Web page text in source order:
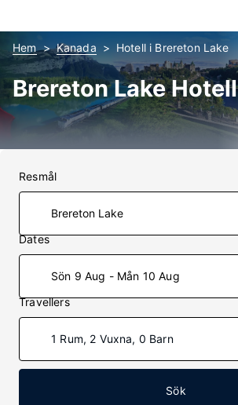
Hem Kanada Hotell i Brereton Lake
Brereton Lake Hotell
Resmål
Dates
Sön 9 Aug - Mån 10 Aug
Travellers
1 Rum, 2 Vuxna, 0 Barn
Sök